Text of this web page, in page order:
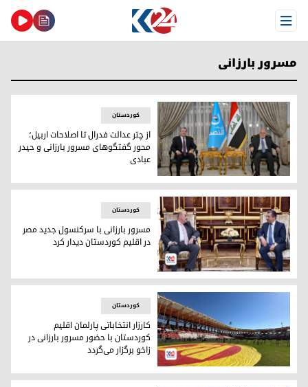
Open Menu
مسرور بارزانی
از چتر عدالت فدرال تا اصلاحات اربیل؛ محور گفتگوهای مسرور
کوردستان
از چتر عدالت فدرال تا اصلاحات اربیل؛
محور گفتگوهای مسرور بارزانی و حیدر
عبادی
مسرور بارزانی نخست‌وزیر اقلیم کوردستان و فاروق یوسف،
کوردستان
مسرور بارزانی با سرکنسول جدید مصر
در اقلیم کوردستان دیدار کرد
کارزار انتخاباتی پارلمان اقلیم کوردستان با حضور مسرور بارزانی
کوردستان
کارزار انتخاباتی پارلمان اقلیم
کوردستان با حضور مسرور بارزانی در
زاخو برگزار می‌گردد